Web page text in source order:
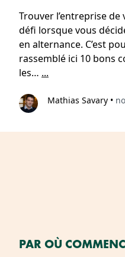
Trouver l’entreprise
défi lorsque vous
en alternance. C’est
rassemblé ici 10 bons
les… ...
Mathias Savary •
PAR OÙ